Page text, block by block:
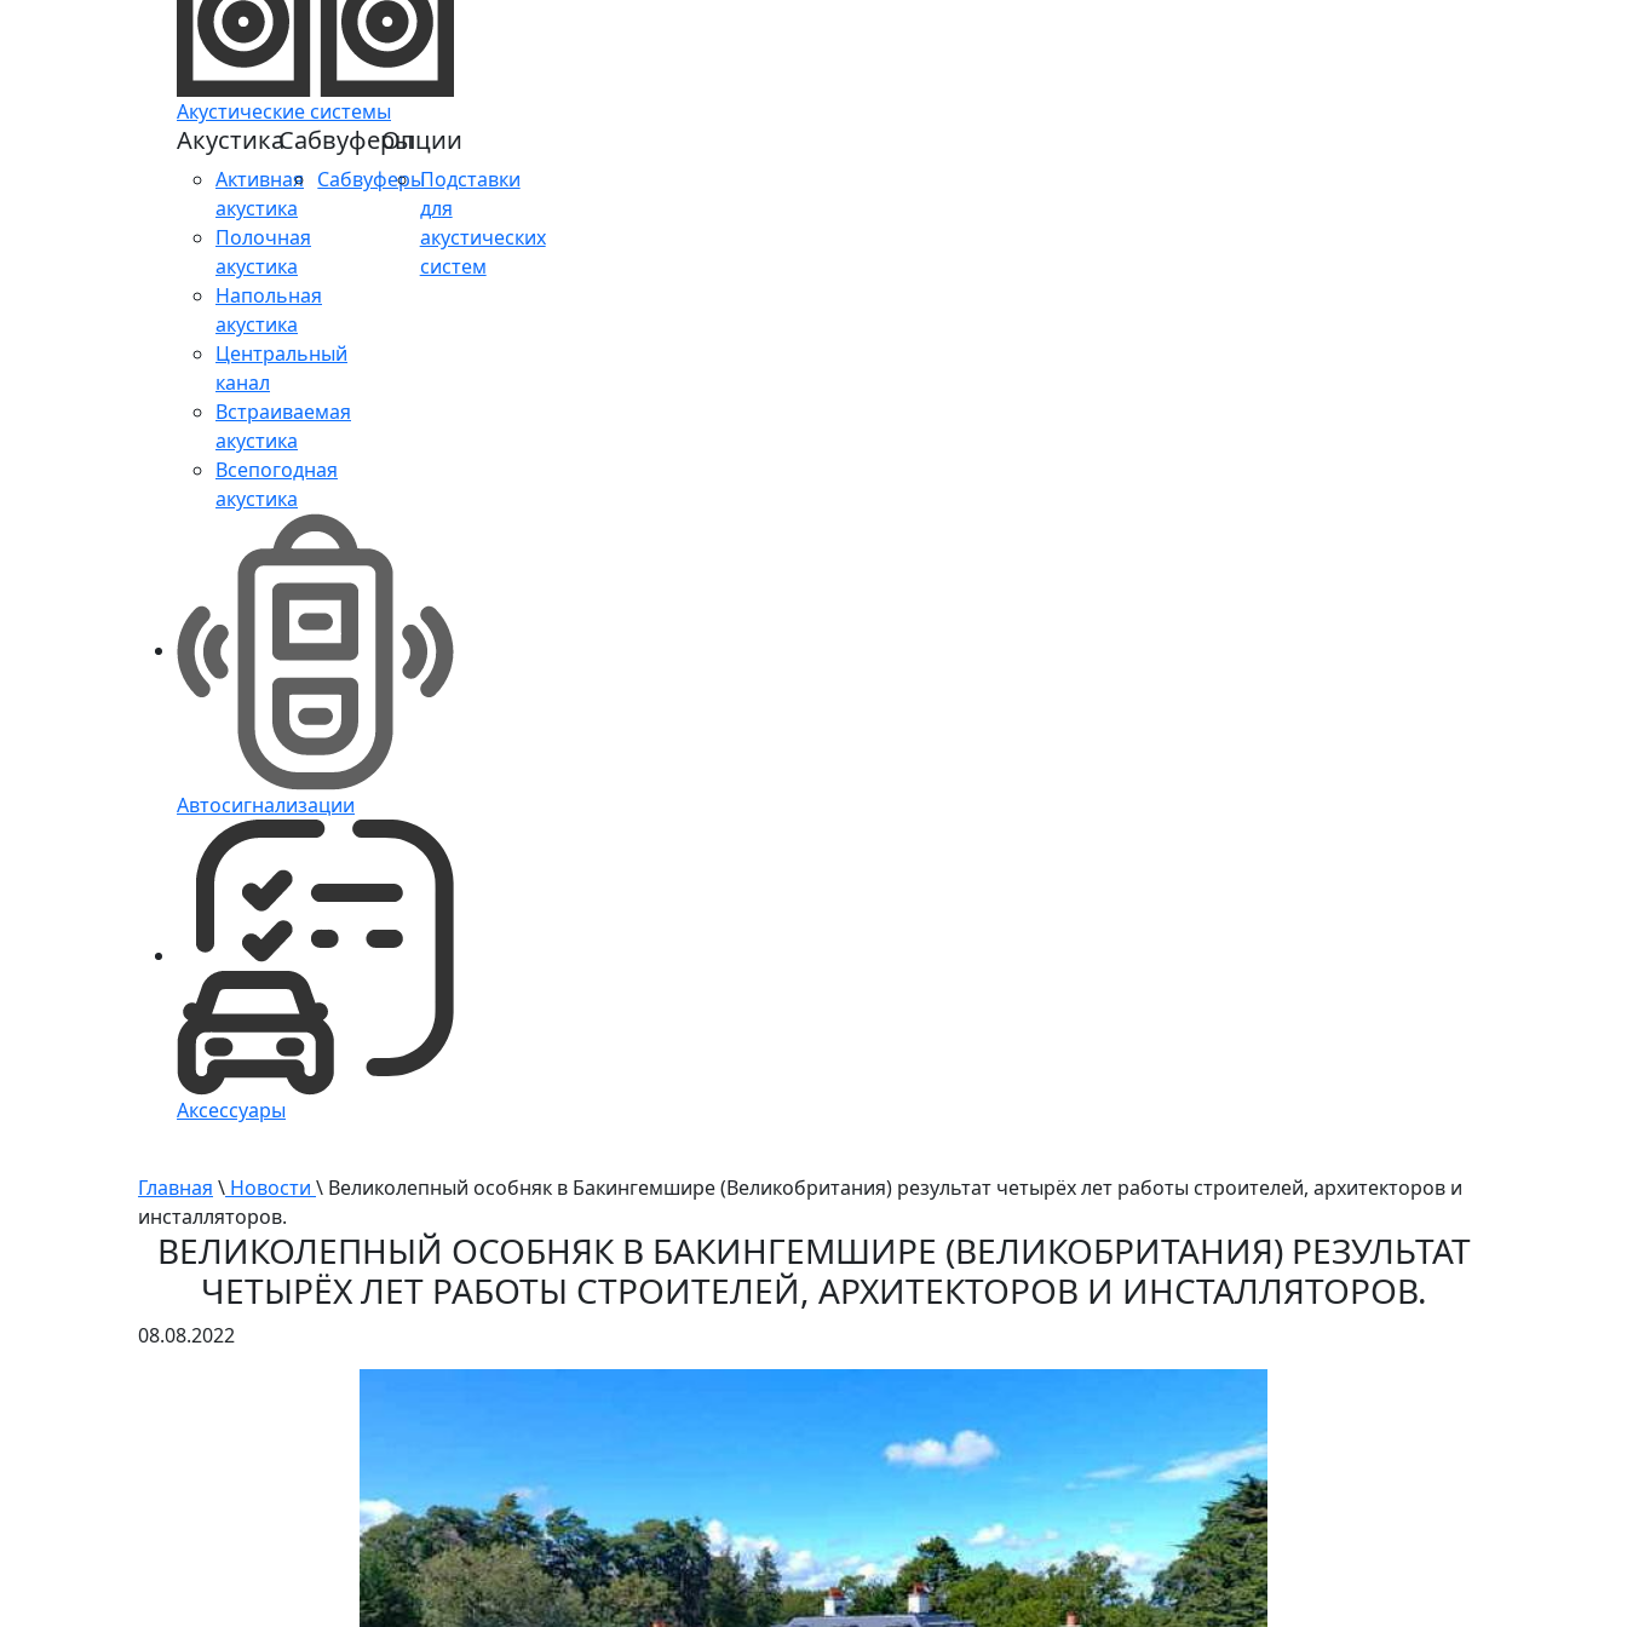
Акустические системы
Акустика
Активная
акустика
Полочная
акустика
Напольная
акустика
Центральный
канал
Встраиваемая
акустика
Всепогодная
акустика
Сабвуферы
Сабвуферы
Опции
Подставки
для
акустических
систем
Автосигнализации
Аксессуары
Главная \ Новости \ Великолепный особняк в Бакингемшире (Великобритания) результат четырёх лет работы строителей, архитекторов и
инсталляторов.
ВЕЛИКОЛЕПНЫЙ ОСОБНЯК В БАКИНГЕМШИРЕ (ВЕЛИКОБРИТАНИЯ) РЕЗУЛЬТАТ
ЧЕТЫРЁХ ЛЕТ РАБОТЫ СТРОИТЕЛЕЙ, АРХИТЕКТОРОВ И ИНСТАЛЛЯТОРОВ.
08.08.2022